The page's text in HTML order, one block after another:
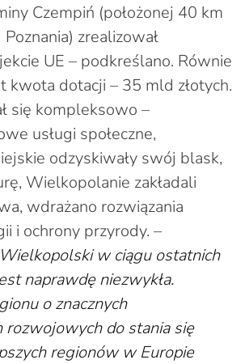
Czempiń (położonej 40 km
zrealizował
UE – podkreślano. Równie
kwota dotacji – 35 mld złotych.
się kompleksowo –
usługi społeczne,
odzyskiwały swój blask,
Wielkopolanie zakładali
wdrażano rozwiązania
i ochrony przyrody. –
w ciągu ostatnich
naprawdę niezwykła.
o znacznych
rozwojowych do stania się
regionów w Europie